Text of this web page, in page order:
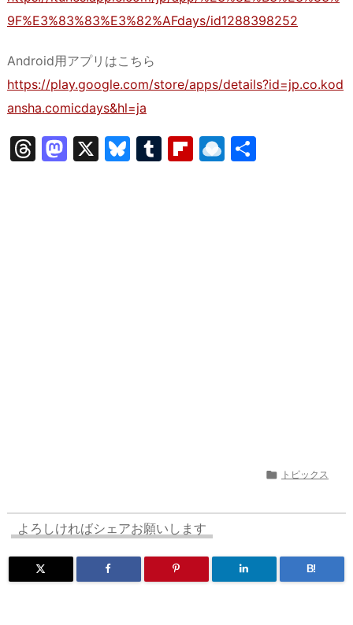
9F%E3%83%83%E3%82%AFdays/id1288398252
Android用アプリはこちら
https://play.google.com/store/apps/details?id=jp.co.kod
ansha.comicdays&hl=ja
T
M X
Bl T
Fl R
 トピックス
よろしければシェアお願いします
B!